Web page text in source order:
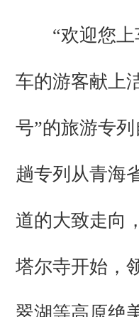
“欢迎您上
车的游客献上
号”的旅游专
趟专列从青海
道的大致走向
塔尔寺开始，